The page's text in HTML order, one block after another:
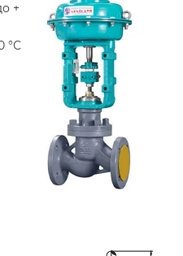
+
°С